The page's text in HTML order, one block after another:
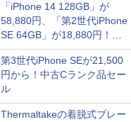
「iPhone 14 128GB」が
58,880円、「第2世代iPhone
SE 64GB」が18,880円！中
古Bランク品セール
第3世代iPhone SEが21,500
円から！中古Cランク品セー
ル
Thermaltakeの着脱式ブレー